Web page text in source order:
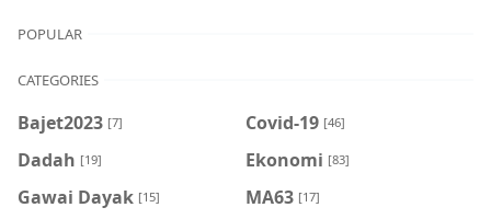
POPULAR
CATEGORIES
Bajet2023 [7] Covid-19 [46]
Dadah [19] Ekonomi [83]
Gawai Dayak [15] MA63 [17]